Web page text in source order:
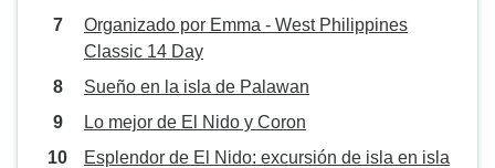
Organizado por Emma - West Philippines
Classic 14 Day
Sueño en la isla de Palawan
Lo mejor de El Nido y Coron
Esplendor de El Nido: excursión de isla en isla